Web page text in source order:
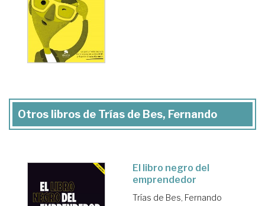
Otros libros de Trías de Bes, Fernando
El libro negro del
emprendedor
Trías de Bes, Fernando